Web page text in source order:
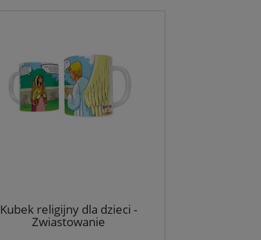
Kubek religijny dla dzieci -
Zwiastowanie